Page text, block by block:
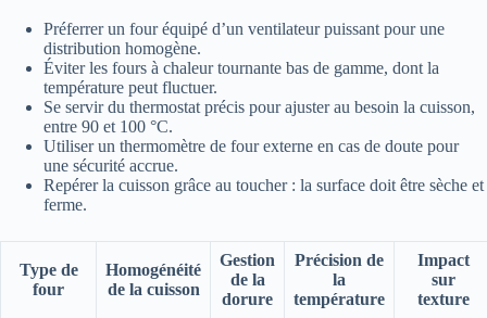
Préferrer un four équipé d’un ventilateur puissant pour une
distribution homogène.
Éviter les fours à chaleur tournante bas de gamme, dont la
température peut fluctuer.
Se servir du thermostat précis pour ajuster au besoin la cuisson,
entre 90 et 100 °C.
Utiliser un thermomètre de four externe en cas de doute pour
une sécurité accrue.
Repérer la cuisson grâce au toucher : la surface doit être sèche et
ferme.
Type de
four
Homogénéité
de la cuisson
Gestion
de la
dorure
Précision de
la
température
Impact
sur
texture